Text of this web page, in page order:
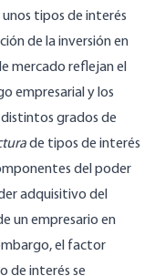
tipos de interés
de la inversión en
mercado reflejan el
empresarial y los
grados de
de tipos de interés
del poder
adquisitivo del
un empresario en
el factor
de interés se